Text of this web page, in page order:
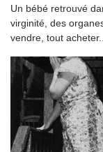
Un bébé retrouvé
virginité, des
vendre, tout